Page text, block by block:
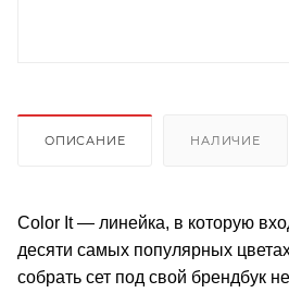
ОПИСАНИЕ НАЛИЧИЕ
Color It — линейка, в которую
десяти самых популярных
собрать сет под свой брендбук